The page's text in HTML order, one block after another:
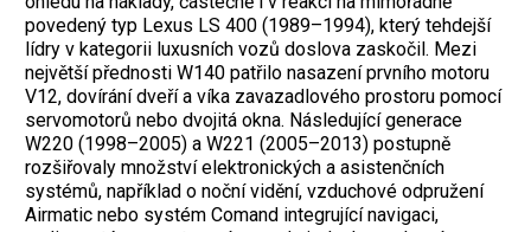
povedený typ Lexus LS 400 (1989–1994), který tehdejší
lídry v kategorii luxusních vozů doslova zaskočil. Mezi
největší přednosti W140 patřilo nasazení prvního motoru
V12, dovírání dveří a víka zavazadlového prostoru pomocí
servomotorů nebo dvojitá okna. Následující generace
W220 (1998–2005) a W221 (2005–2013) postupně
rozšiřovaly množství elektronických a asistenčních
systémů, například o noční vidění, vzduchové odpružení
Airmatic nebo systém Comand integrující navigaci,